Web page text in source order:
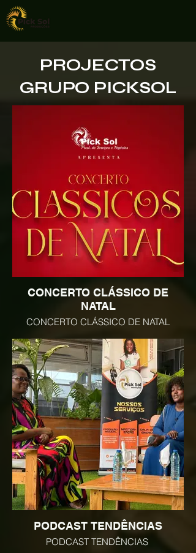
PROJECTOS
GRUPO PICKSOL
CONCERTO CLÁSSICO DE
NATAL
CONCERTO CLÁSSICO DE NATAL
PODCAST TENDÊNCIAS
PODCAST TENDÊNCIAS